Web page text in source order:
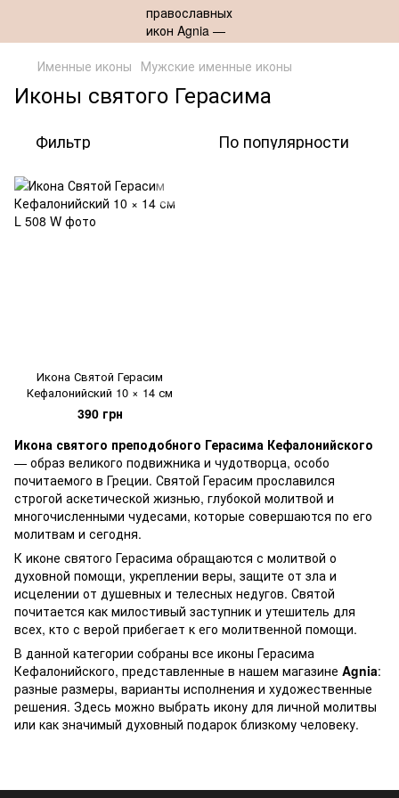
Именные иконы Мужские именные иконы
Иконы святого Герасима
Фильтр По популярности
Икона Святой Герасим
Кефалонийский 10 × 14 см
390 грн
Икона святого преподобного Герасима Кефалонийского
— образ великого подвижника и чудотворца, особо
почитаемого в Греции. Святой Герасим прославился
строгой аскетической жизнью, глубокой молитвой и
многочисленными чудесами, которые совершаются по его
молитвам и сегодня.
К иконе святого Герасима обращаются с молитвой о
духовной помощи, укреплении веры, защите от зла и
исцелении от душевных и телесных недугов. Святой
почитается как милостивый заступник и утешитель для
всех, кто с верой прибегает к его молитвенной помощи.
В данной категории собраны все иконы Герасима
Кефалонийского, представленные в нашем магазине Agnia:
разные размеры, варианты исполнения и художественные
решения. Здесь можно выбрать икону для личной молитвы
или как значимый духовный подарок близкому человеку.